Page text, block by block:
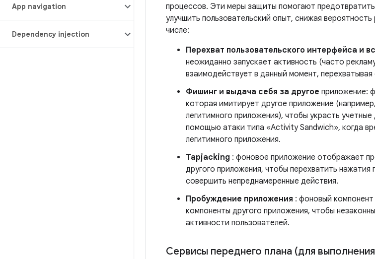
App navigation
Dependency injection
процессов. Эти меры защиты помогают
улучшить пользовательский опыт, снижая
числе:
Перехват пользовательского интерфейса и
неожиданно запускает активность (часто
взаимодействует в данный момент,
Фишинг и выдача себя за другое приложение:
которая имитирует другое приложение
легитимного приложения), чтобы украсть
помощью атаки типа «Activity Sandwich», когда
легитимного приложения.
Tapjacking : фоновое приложение отображает
другого приложения, чтобы перехватить
совершить непреднамеренные действия.
Пробуждение приложения : фоновый
компоненты другого приложения, чтобы
активности пользователей.
Сервисы переднего плана (для